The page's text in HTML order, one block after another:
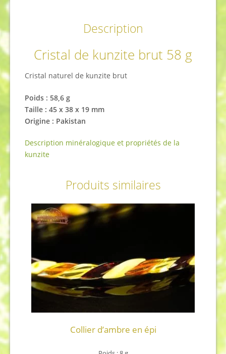
Description
Cristal de kunzite brut 58 g
Cristal naturel de kunzite brut
Poids : 58,6 g
Taille : 45 x 38 x 19 mm
Origine : Pakistan
Description minéralogique et propriétés de la
kunzite
Produits similaires
Collier d’ambre en épi